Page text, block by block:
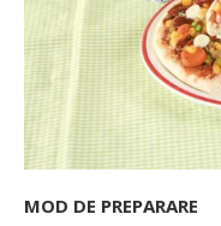
MOD DE PREPARARE